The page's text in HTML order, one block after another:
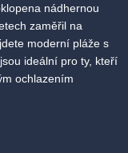
nádhernou
zaměřil na
moderní pláže s
ideální pro ty, kteří
ochlazením